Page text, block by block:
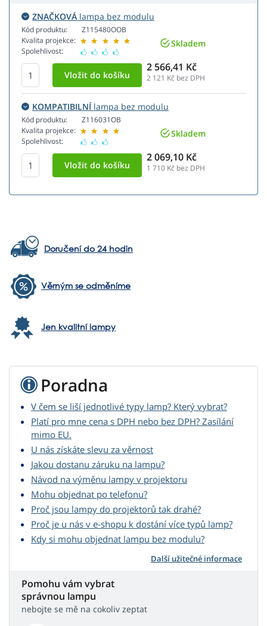
ZNAČKOVÁ lampa bez modulu
Kód produktu:
Kvalita projekce:
Spolehlivost:
Z115480OOB
Skladem
2 566,41 Kč
2 121 Kč bez DPH
KOMPATIBILNÍlampa bez modulu
Kód produktu:
Kvalita projekce:
Spolehlivost:
Z116031OB
Skladem
2 069,10 Kč
1 710 Kč bez DPH
Doručení do 24 hodin
Věrným se odměníme
Jen kvalitní lampy
Poradna
V čem se liší jednotlivé typy lamp? Který vybrat?
Platí pro mne cena s DPH nebo bez DPH? Zasílání
mimo EU.
U nás získáte slevu za věrnost
Jakou dostanu záruku na lampu?
Návod na výměnu lampy v projektoru
Mohu objednat po telefonu?
Proč jsou lampy do projektorů tak drahé?
Proč je u nás v e-shopu k dostání více typů lamp?
Kdy si mohu objednat lampu bez modulu?
Další užitečné informace
Pomohu vám vybrat
správnou lampu
nebojte se mě na cokoliv zeptat